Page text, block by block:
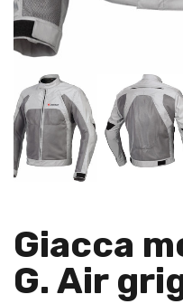
Giacca
G. Air